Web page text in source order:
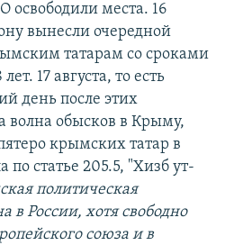
места. 16
вынесли очередной
татарам со сроками
17 августа, то есть
день после этих
волна обысков в Крыму,
крымских татар в
по статье 205.5, "Хизб ут-
политическая
в России, хотя свободно
союза и в